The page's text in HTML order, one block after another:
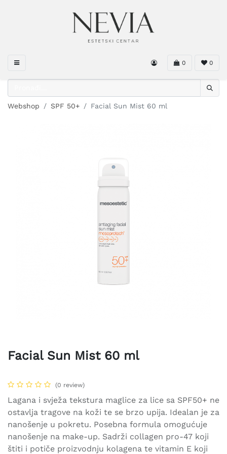
0 0
Webshop SPF 50+ Facial Sun Mist 60 ml
Facial Sun Mist 60 ml
(0 review)
Lagana i svježa tekstura maglice za lice sa SPF50+ ne
ostavlja tragove na koži te se brzo upija. Idealan je za
nanošenje u pokretu. Posebna formula omogućuje
nanošenje na make-up. Sadrži collagen pro-47 koji
štiti i potiče proizvodnju kolagena te vitamin E koji